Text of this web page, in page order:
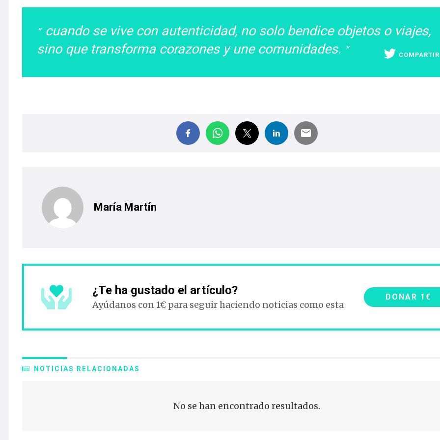
cuando se vive con autenticidad, no solo bendice objetos o viajes,
sino que transforma corazones y une comunidades.
María Martín
¿Te ha gustado el artículo?
Ayúdanos con 1€ para seguir haciendo noticias como esta
DONAR 1€
NOTICIAS RELACIONADAS
No se han encontrado resultados.